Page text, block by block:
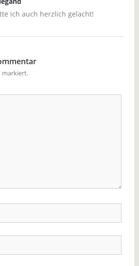
ich auch herzlich gelacht!
markiert.